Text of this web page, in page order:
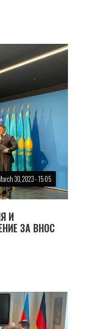
30, 2023 - 15:05
И
ЗА ВНОС